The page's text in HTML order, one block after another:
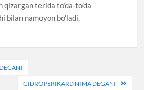
terida to’da-to’da
bilan namoyon bo’ladi.
GIDROPERIKARD NIMA DEGANI